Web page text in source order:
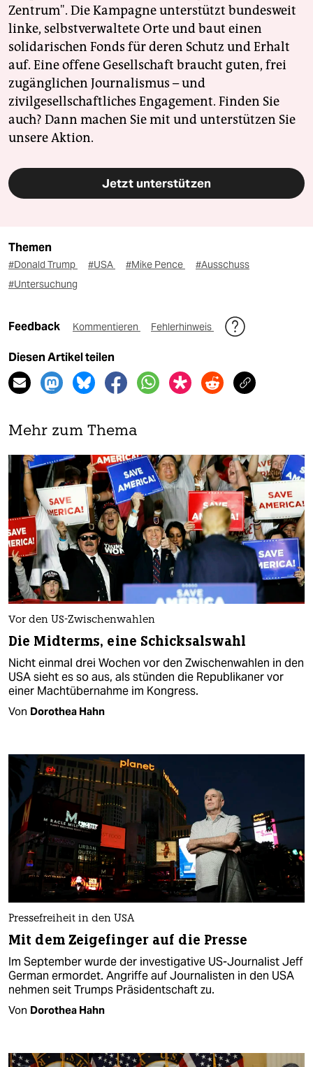
Zentrum". Die Kampagne unterstützt bundesweit
linke, selbstverwaltete Orte und baut einen
solidarischen Fonds für deren Schutz und Erhalt
auf. Eine offene Gesellschaft braucht guten, frei
zugänglichen Journalismus – und
zivilgesellschaftliches Engagement. Finden Sie
auch? Dann machen Sie mit und unterstützen Sie
unsere Aktion.
Jetzt unterstützen
Themen
#Donald Trump #USA #Mike Pence
#Ausschuss
#Untersuchung
Feedback Kommentieren Fehlerhinweis
Diesen Artikel teilen
Mehr zum Thema
Vor den US-Zwischenwahlen
Die Midterms, eine Schicksalswahl
Nicht einmal drei Wochen vor den Zwischenwahlen in den
USA sieht es so aus, als stünden die Republikaner vor
einer Machtübernahme im Kongress.
Von Dorothea Hahn
Pressefreiheit in den USA
Mit dem Zeigefinger auf die Presse
Im September wurde der investigative US-Journalist Jeff
German ermordet. Angriffe auf Journalisten in den USA
nehmen seit Trumps Präsidentschaft zu.
Von Dorothea Hahn